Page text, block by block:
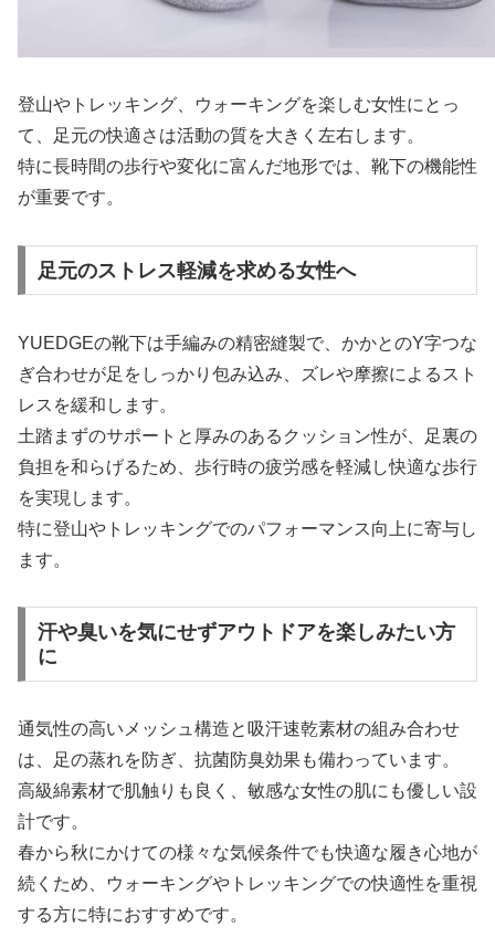
登山やトレッキング、ウォーキングを楽しむ女性にとっ
て、足元の快適さは活動の質を大きく左右します。
特に長時間の歩行や変化に富んだ地形では、靴下の機能性
が重要です。
足元のストレス軽減を求める女性へ
YUEDGEの靴下は手編みの精密縫製で、かかとのY字つな
ぎ合わせが足をしっかり包み込み、ズレや摩擦によるスト
レスを緩和します。
土踏まずのサポートと厚みのあるクッション性が、足裏の
負担を和らげるため、歩行時の疲労感を軽減し快適な歩行
を実現します。
特に登山やトレッキングでのパフォーマンス向上に寄与し
ます。
汗や臭いを気にせずアウトドアを楽しみたい方
に
通気性の高いメッシュ構造と吸汗速乾素材の組み合わせ
は、足の蒸れを防ぎ、抗菌防臭効果も備わっています。
高級綿素材で肌触りも良く、敏感な女性の肌にも優しい設
計です。
春から秋にかけての様々な気候条件でも快適な履き心地が
続くため、ウォーキングやトレッキングでの快適性を重視
する方に特におすすめです。